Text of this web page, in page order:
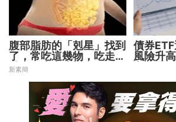
腹部脂肪的「剋星」找到
了，常吃這幾物，吃走大
肚囊，瘦出小蠻腰
新素簡
債券
風險升